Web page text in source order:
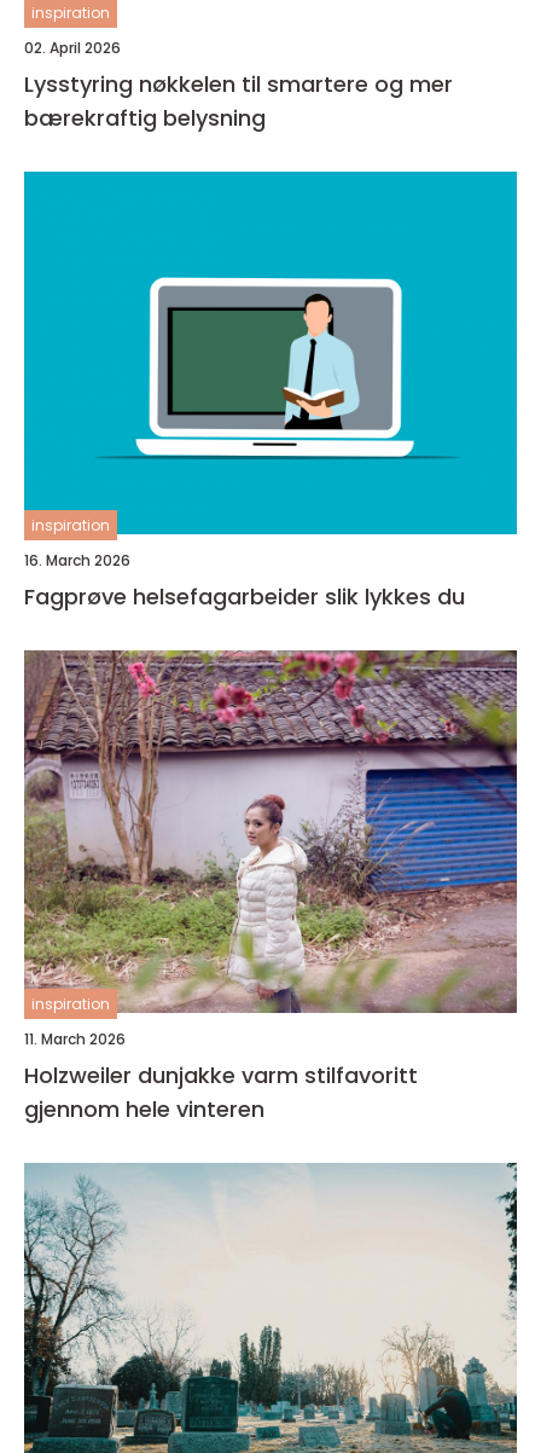
inspiration
02. April 2026
Lysstyring nøkkelen til smartere og mer
bærekraftig belysning
inspiration
16. March 2026
Fagprøve helsefagarbeider slik lykkes du
inspiration
11. March 2026
Holzweiler dunjakke varm stilfavoritt
gjennom hele vinteren